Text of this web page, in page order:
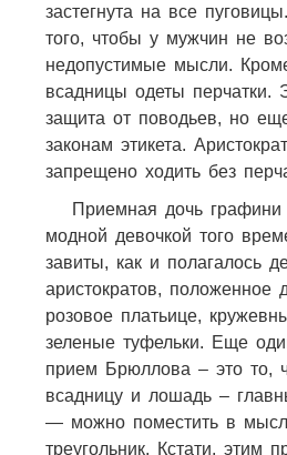
застегнута на все
того, чтобы у мужчин не
недопустимые мысли.
всадницы одеты перчатки.
защита от поводьев, но
законам этикета.
запрещено ходить без
Приемная дочь
модной девочкой того
завиты, как и полагалось
аристократов, положенное
розовое платьице,
зеленые туфельки. Еще
прием Брюллова – это то,
всадницу и лошадь –
— можно поместить в
треугольник. Кстати, этим